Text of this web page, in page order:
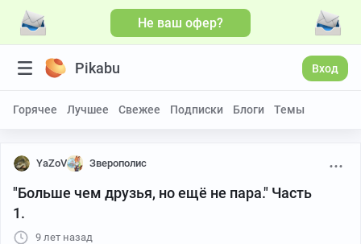
Не ваш офер?
Pikabu Вход
Горячее Лучшее Свежее Подписки Блоги Темы
YaZoV Зверополис
"Больше чем друзья, но ещё не пара." Часть
1.
9 лет назад